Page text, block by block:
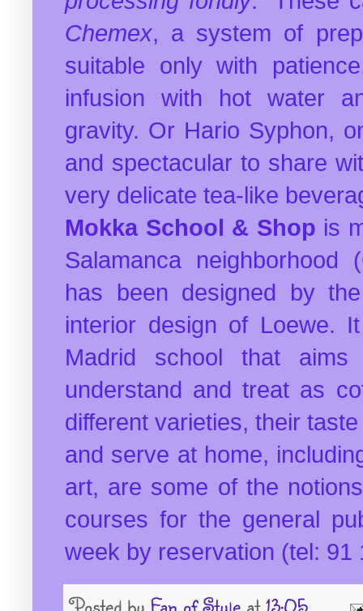
Chemex, a system of
suitable only with
infusion with hot water
gravity. Or Hario Syphon,
and spectacular to share
very delicate tea-like
Mokka School & Shop is
Salamanca neighborhood
has been designed by
interior design of Loewe.
Madrid school that
understand and treat as
different varieties, their
and serve at home,
art, are some of the
courses for the general
week by reservation (tel: 91
Posted by Fan of Style at 13:05